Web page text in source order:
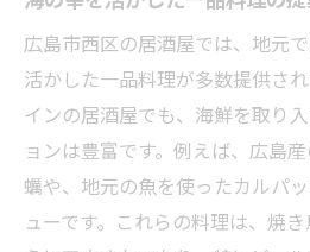
広島市西区の居酒屋では、地元
活かした一品料理が多数提供さ
インの居酒屋でも、海鮮を取り
ョンは豊富です。例えば、広島
蠣や、地元の魚を使ったカルパ
ューです。これらの料理は、焼